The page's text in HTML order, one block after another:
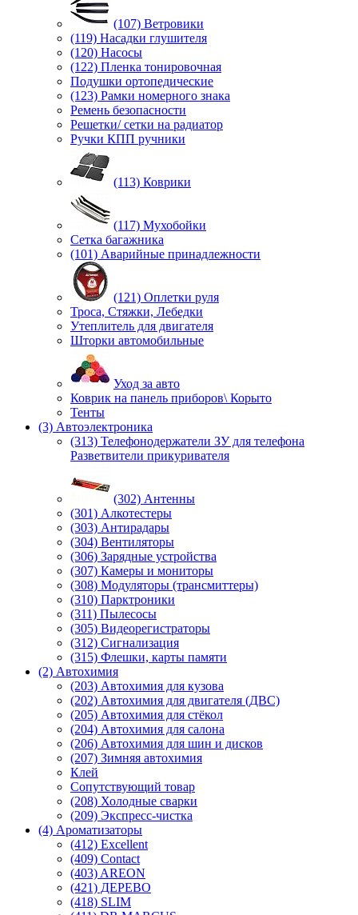
(107) Ветровики
(119) Насадки глушителя
(120) Насосы
(122) Пленка тонировочная
Подушки ортопедические
(123) Рамки номерного знака
Ремень безопасности
Решетки/ сетки на радиатор
Ручки КПП ручники
(113) Коврики
(117) Мухобойки
Сетка багажника
(101) Аварийные принадлежности
(121) Оплетки руля
Троса, Стяжки, Лебедки
Утеплитель для двигателя
Шторки автомобильные
Уход за авто
Коврик на панель приборов\ Корыто
Тенты
(3) Автоэлектроника
(313) Телефонодержатели ЗУ для телефона
Разветвители прикуривателя
(302) Антенны
(301) Алкотестеры
(303) Антирадары
(304) Вентиляторы
(306) Зарядные устройства
(307) Камеры и мониторы
(308) Модуляторы (трансмиттеры)
(310) Парктроники
(311) Пылесосы
(305) Видеорегистраторы
(312) Сигнализация
(315) Флешки, карты памяти
(2) Автохимия
(203) Автохимия для кузова
(202) Автохимия для двигателя (ДВС)
(205) Автохимия для стёкол
(204) Автохимия для салона
(206) Автохимия для шин и дисков
(207) Зимняя автохимия
Клей
Сопутствующий товар
(208) Холодные сварки
(209) Экспреcс-чистка
(4) Ароматизаторы
(412) Excellent
(409) Contact
(403) AREON
(421) ДЕРЕВО
(418) SLIM